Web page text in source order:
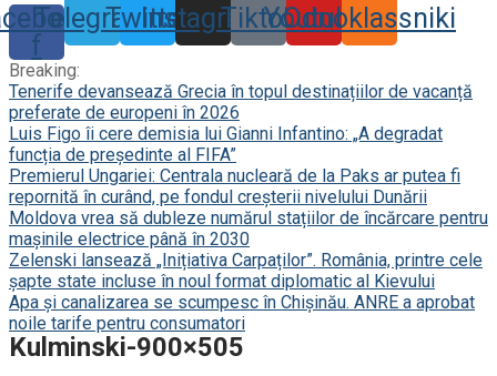
f
TelegramTwitter
Instagram
TiktokYoutube
Odnoklassniki
Breaking:
Tenerife devansează Grecia în topul destinațiilor de vacanță
preferate de europeni în 2026
Luis Figo îi cere demisia lui Gianni Infantino: „A degradat
funcția de președinte al FIFA”
Premierul Ungariei: Centrala nucleară de la Paks ar putea fi
repornită în curând, pe fondul creșterii nivelului Dunării
Moldova vrea să dubleze numărul stațiilor de încărcare pentru
mașinile electrice până în 2030
Zelenski lansează „Inițiativa Carpaților”. România, printre cele
șapte state incluse în noul format diplomatic al Kievului
Apa și canalizarea se scumpesc în Chișinău. ANRE a aprobat
noile tarife pentru consumatori
Kulminski-900×505